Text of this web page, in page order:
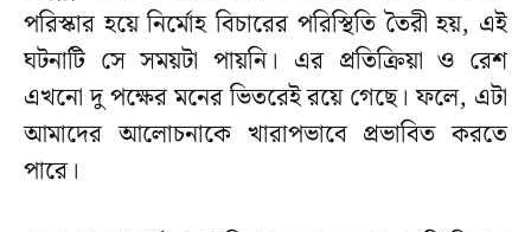
পরিস্কার হয়ে নির্মোহ বিচারের পরিস্থিতি তৈরী হয়, এই
ঘটনাটি সে সময়টা পায়নি। এর প্রতিক্রিয়া ও রেশ
এখনো দু পক্ষের মনের ভিতরেই রয়ে গেছে। ফলে, এটা
আমাদের আলোচনাকে খারাপভাবে প্রভাবিত করতে
পারে।